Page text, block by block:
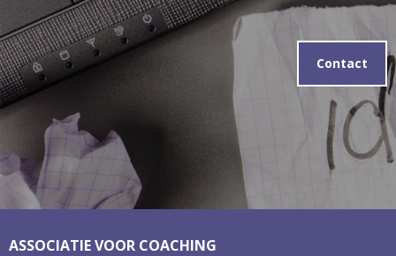
Contact
ASSOCIATIE VOOR COACHING